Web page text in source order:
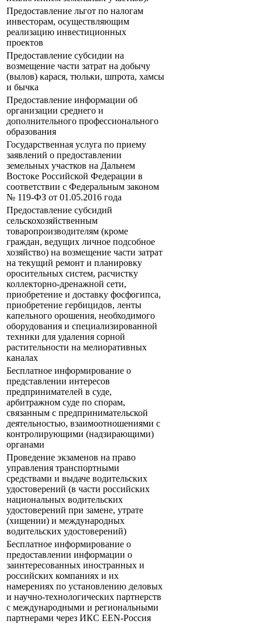
Предоставление льгот по налогам
инвесторам, осуществляющим
реализацию инвестиционных
проектов
Предоставление субсидии на
возмещение части затрат на добычу
(вылов) карася, тюльки, шпрота, хамсы
и бычка
Предоставление информации об
организации среднего и
дополнительного профессионального
образования
Государственная услуга по приему
заявлений о предоставлении
земельных участков на Дальнем
Востоке Российской Федерации в
соответствии с Федеральным законом
№ 119-ФЗ от 01.05.2016 года
Предоставление субсидий
сельскохозяйственным
товаропроизводителям (кроме
граждан, ведущих личное подсобное
хозяйство) на возмещение части затрат
на текущий ремонт и планировку
оросительных систем, расчистку
коллекторно-дренажной сети,
приобретение и доставку фосфогипса,
приобретение гербицидов, ленты
капельного орошения, необходимого
оборудования и специализированной
техники для удаления сорной
растительности на мелиоративных
каналах
Бесплатное информирование о
представлении интересов
предпринимателей в суде,
арбитражном суде по спорам,
связанным с предпринимательской
деятельностью, взаимоотношениями с
контролирующими (надзирающими)
органами
Проведение экзаменов на право
управления транспортными
средствами и выдаче водительских
удостоверений (в части российских
национальных водительских
удостоверений при замене, утрате
(хищении) и международных
водительских удостоверений)
Бесплатное информирование о
предоставлении информации о
заинтересованных иностранных и
российских компаниях и их
намерениях по установлению деловых
и научно-технологических партнерств
с международными и региональными
партнерами через ИКС EEN-Россия